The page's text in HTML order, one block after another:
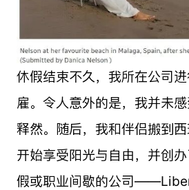
休假结束不久，我所在公司
雇。令人意外的是，我并未
释然。随后，我和伴侣搬到
开始享受阳光与自由，并创
假或职业间歇的公司